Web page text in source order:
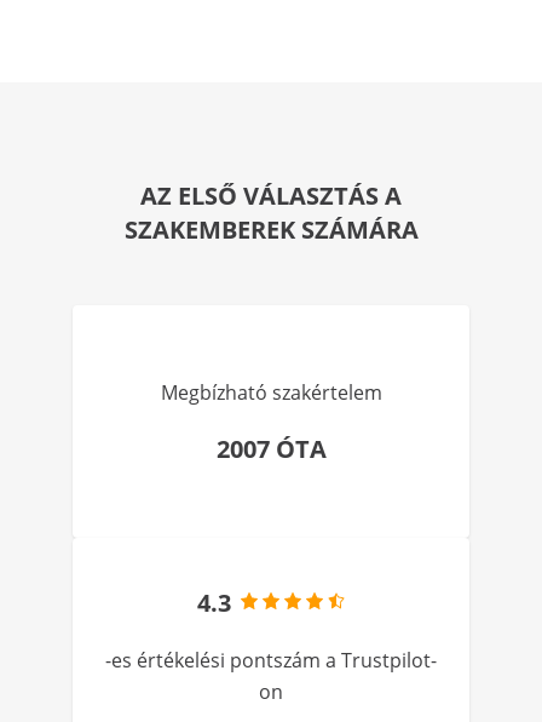
AZ ELSŐ VÁLASZTÁS A
SZAKEMBEREK SZÁMÁRA
Megbízható szakértelem
2007 ÓTA
4.3
-es értékelési pontszám a Trustpilot-
on